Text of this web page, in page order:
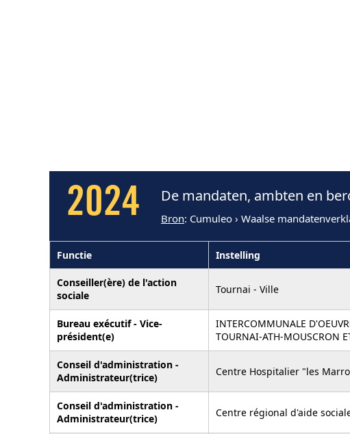
2024 De mandaten, ambten en
Bron: Cumuleo › Waalse
Functie Instelling
Conseiller(ère) de l'action
sociale
Tournai - Ville
Bureau exécutif - Vice-
président(e)
INTERCOMMUNALE
TOURNAI-ATH-MOUSCRON
Conseil d'administration -
Administrateur(trice)
Centre Hospitalier "les
Conseil d'administration -
Administrateur(trice)
Centre régional d'aide